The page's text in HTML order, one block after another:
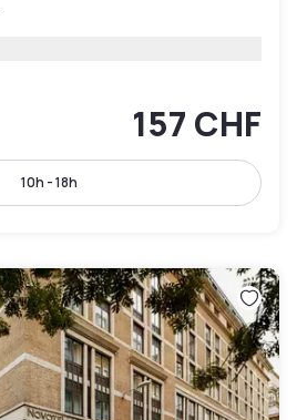
157 CHF
10h - 18h